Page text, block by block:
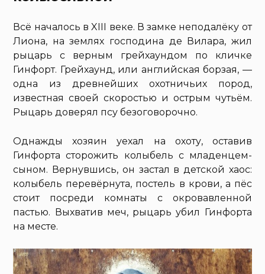
Всё началось в XIII веке. В замке неподалёку от
Лиона, на землях господина де Вилара, жил
рыцарь с верным грейхаундом по кличке
Гинфорт. Грейхаунд, или английская борзая, —
одна из древнейших охотничьих пород,
известная своей скоростью и острым чутьём.
Рыцарь доверял псу безоговорочно.
Однажды хозяин уехал на охоту, оставив
Гинфорта сторожить колыбель с младенцем-
сыном. Вернувшись, он застал в детской хаос:
колыбель перевёрнута, постель в крови, а пёс
стоит посреди комнаты с окровавленной
пастью. Выхватив меч, рыцарь убил Гинфорта
на месте.